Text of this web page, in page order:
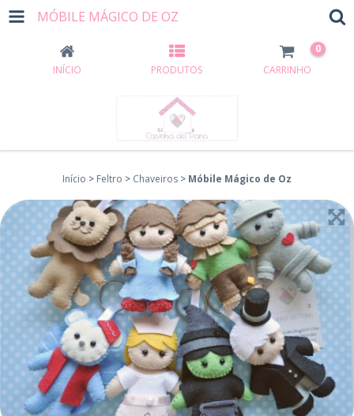
MÓBILE MÁGICO DE OZ
INÍCIO PRODUTOS CARRINHO
0
Início > Feltro > Chaveiros > Móbile Mágico de Oz